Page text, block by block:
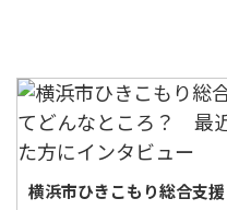
横浜市ひきこもり総合支